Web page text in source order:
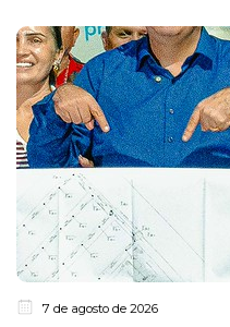
7 de agosto de 2026